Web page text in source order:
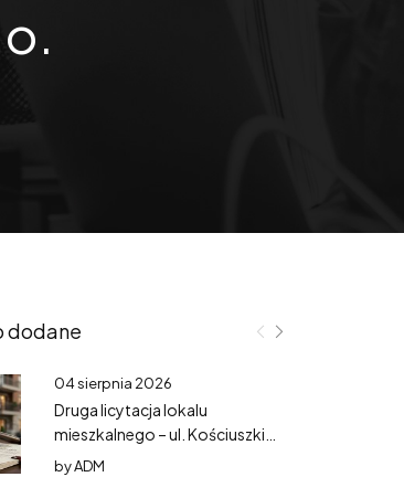
dodane
04 sierpnia 2026
Druga licytacja lokalu
mieszkalnego – ul. Kościuszki
3/3
byADM